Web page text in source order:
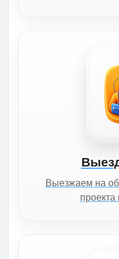
Выезжаем на
проекта